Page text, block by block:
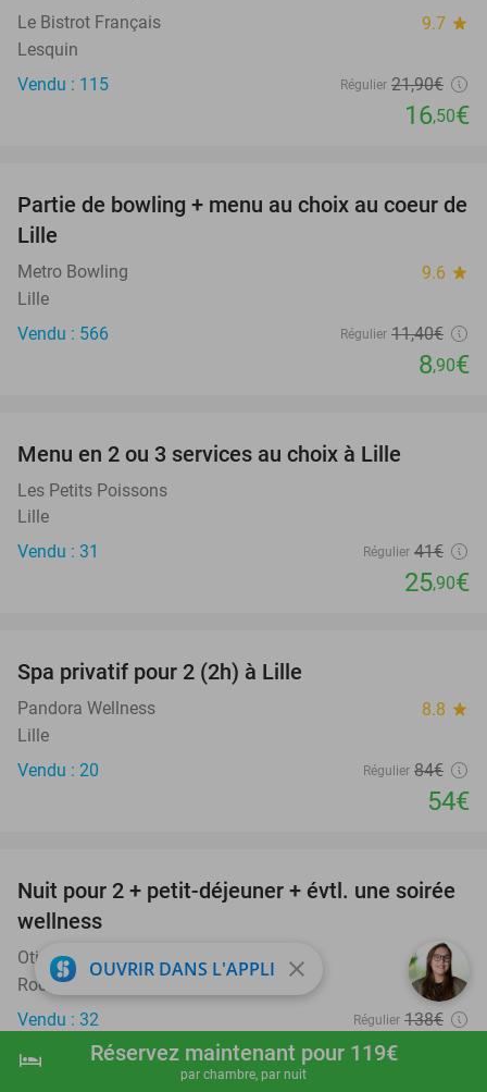
shopping_cart Réserver maintenant
hotel Réservez maintenant pour 119€
par chambre, par nuit
Le Bistrot Français 9.7 star
Lesquin
Vendu : 115
Régulier 21,90€
16,50€
22%
Partie de bowling + menu au choix au coeur de
Lille
Metro Bowling 9.6 star
Lille
Vendu : 566
Régulier 11,40€
8,90€
Menu en 2 ou 3 services au choix à Lille
Les Petits Poissons
Lille
Vendu : 31
Régulier 41€
25,90€
Spa privatif pour 2 (2h) à Lille
Pandora Wellness 8.8 star
Lille
Vendu : 20
Régulier 84€
54€
21%
Nuit pour 2 + petit-déjeuner + évtl. une soirée
wellness
Otium Wellness Hotel 9.5star
Roosendaal
Vendu : 32
Régulier 138€
Hors taxe de séjour d'environ 1,58€ p.p.p.n.
OUVRIR DANS L'APPLI close